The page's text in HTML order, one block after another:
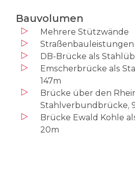
Bauvolumen
Mehrere Stützwände
Straßenbauleistungen
DB-Brücke als
Emscherbrücke als
147m
Brücke über den
Stahlverbundbrücke,
Brücke Ewald Kohle
20m